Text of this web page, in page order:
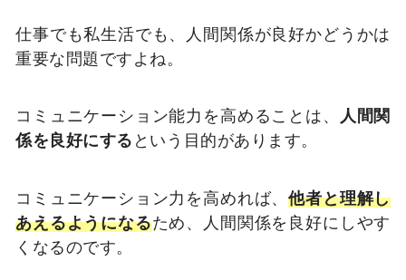
仕事でも私生活でも、人間関係が良好かどうかは
重要な問題ですよね。
コミュニケーション能力を高めることは、
人間関
係を良好にする という目的があります。
コミュニケーション力を高めれば、他者と理解し
あえるようになるため、人間関係を良好にしやす
くなるのです。